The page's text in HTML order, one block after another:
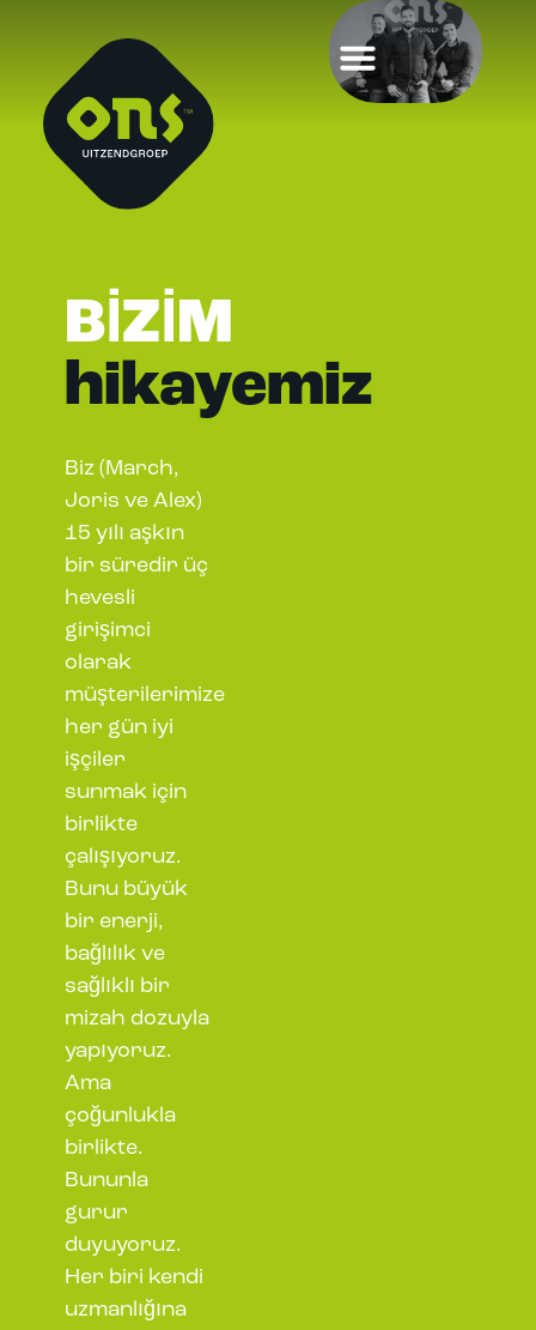
BİZİM
hikayemiz
Biz (March,
Joris ve Alex)
15 yılı aşkın
bir süredir üç
hevesli
girişimci
olarak
müşterilerimize
her gün iyi
işçiler
sunmak için
birlikte
çalışıyoruz.
Bunu büyük
bir enerji,
bağlılık ve
sağlıklı bir
mizah dozuyla
yapıyoruz.
Ama
çoğunlukla
birlikte.
Bununla
gurur
duyuyoruz.
Her biri kendi
uzmanlığına